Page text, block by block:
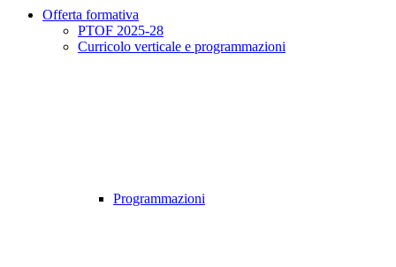
Offerta formativa
PTOF 2025-28
Curricolo verticale e programmazioni
Programmazioni